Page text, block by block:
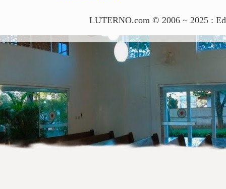
LUTERNO.com © 2006 ~ 2025 :